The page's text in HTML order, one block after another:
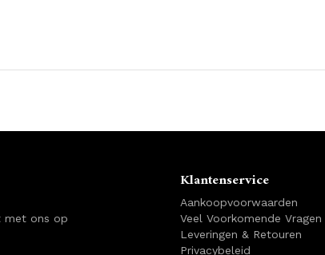
met ons op
Klantenservice
Aankoopvoorwaarden
Veel Voorkomende Vragen
Leveringen & Retouren
Privacybeleid